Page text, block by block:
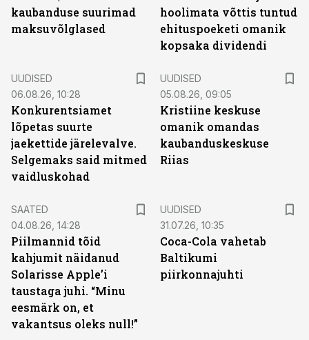
kaubanduse suurimad
maksuvõlglased
hoolimata võttis tuntud
ehituspoeketi omanik
kopsaka dividendi
UUDISED
06.08.26, 10:28
Konkurentsiamet
lõpetas suurte
jaekettide järelevalve.
Selgemaks said mitmed
vaidluskohad
UUDISED
05.08.26, 09:05
Kristiine keskuse
omanik omandas
kaubanduskeskuse
Riias
SAATED
04.08.26, 14:28
Piilmannid tõid
kahjumit näidanud
Solarisse Apple’i
taustaga juhi. “Minu
eesmärk on, et
vakantsus oleks null!”
UUDISED
31.07.26, 10:35
Coca-Cola vahetab
Baltikumi
piirkonnajuhti